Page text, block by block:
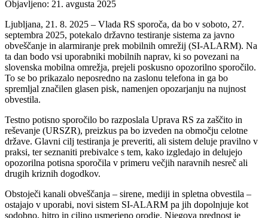
Objavljeno: 21. avgusta 2025
Ljubljana, 21. 8. 2025 – Vlada RS sporoča, da bo v soboto, 27.
septembra 2025, potekalo državno testiranje sistema za javno
obveščanje in alarmiranje prek mobilnih omrežij (SI-ALARM). Na
ta dan bodo vsi uporabniki mobilnih naprav, ki so povezani na
slovenska mobilna omrežja, prejeli poskusno opozorilno sporočilo.
To se bo prikazalo neposredno na zaslonu telefona in ga bo
spremljal značilen glasen pisk, namenjen opozarjanju na nujnost
obvestila.
Testno potisno sporočilo bo razposlala Uprava RS za zaščito in
reševanje (URSZR), preizkus pa bo izveden na območju celotne
države. Glavni cilj testiranja je preveriti, ali sistem deluje pravilno v
praksi, ter seznaniti prebivalce s tem, kako izgledajo in delujejo
opozorilna potisna sporočila v primeru večjih naravnih nesreč ali
drugih kriznih dogodkov.
Obstoječi kanali obveščanja – sirene, mediji in spletna obvestila –
ostajajo v uporabi, novi sistem SI-ALARM pa jih dopolnjuje kot
sodobno, hitro in ciljno usmerjeno orodje. Njegova prednost je